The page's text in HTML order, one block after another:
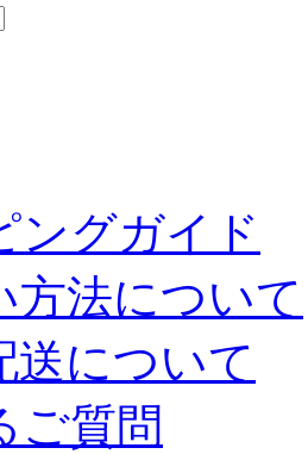
ングガイド
方法について
送について
ご質問